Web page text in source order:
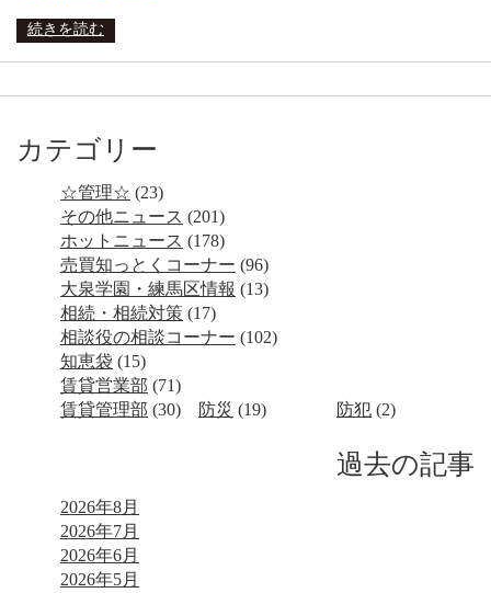
続きを読む
カテゴリー
☆管理☆ (23)
その他ニュース (201)
ホットニュース (178)
売買知っとくコーナー (96)
大泉学園・練馬区情報 (13)
相続・相続対策 (17)
相談役の相談コーナー (102)
知恵袋 (15)
賃貸営業部 (71)
賃貸管理部 (30) 防災 (19) 防犯 (2)
過去の記事
2026年8月
2026年7月
2026年6月
2026年5月